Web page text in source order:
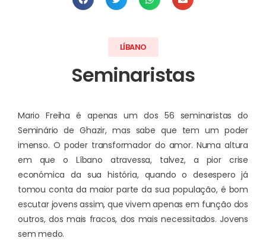
LÍBANO
Seminaristas
Mario Freiha é apenas um dos 56 seminaristas do
Seminário de Ghazir, mas sabe que tem um poder
imenso. O poder transformador do amor. Numa altura
em que o Líbano atravessa, talvez, a pior crise
económica da sua história, quando o desespero já
tomou conta da maior parte da sua população, é bom
escutar jovens assim, que vivem apenas em função dos
outros, dos mais fracos, dos mais necessitados. Jovens
sem medo.